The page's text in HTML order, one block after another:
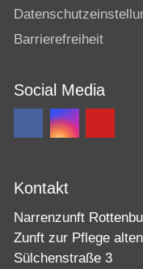
Barrierefreiheit
Social Media
Kontakt
Narrenzunft
Zunft zur Pflege
Sülchenstraße 3